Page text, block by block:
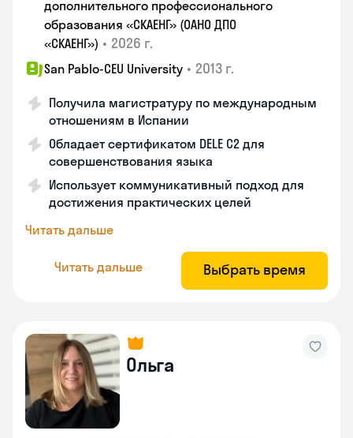
дополнительного профессионального
образования «СКАЕНГ» (ОАНО ДПО
«СКАЕНГ») • 2026 г.
San Pablo-CEU University • 2013 г.
Получила магистратуру по международным
отношениям в Испании
Обладает сертификатом DELE C2 для
совершенствования языка
Использует коммуникативный подход для
достижения практических целей
Читать дальше
Читать дальше Выбрать время
Ольга